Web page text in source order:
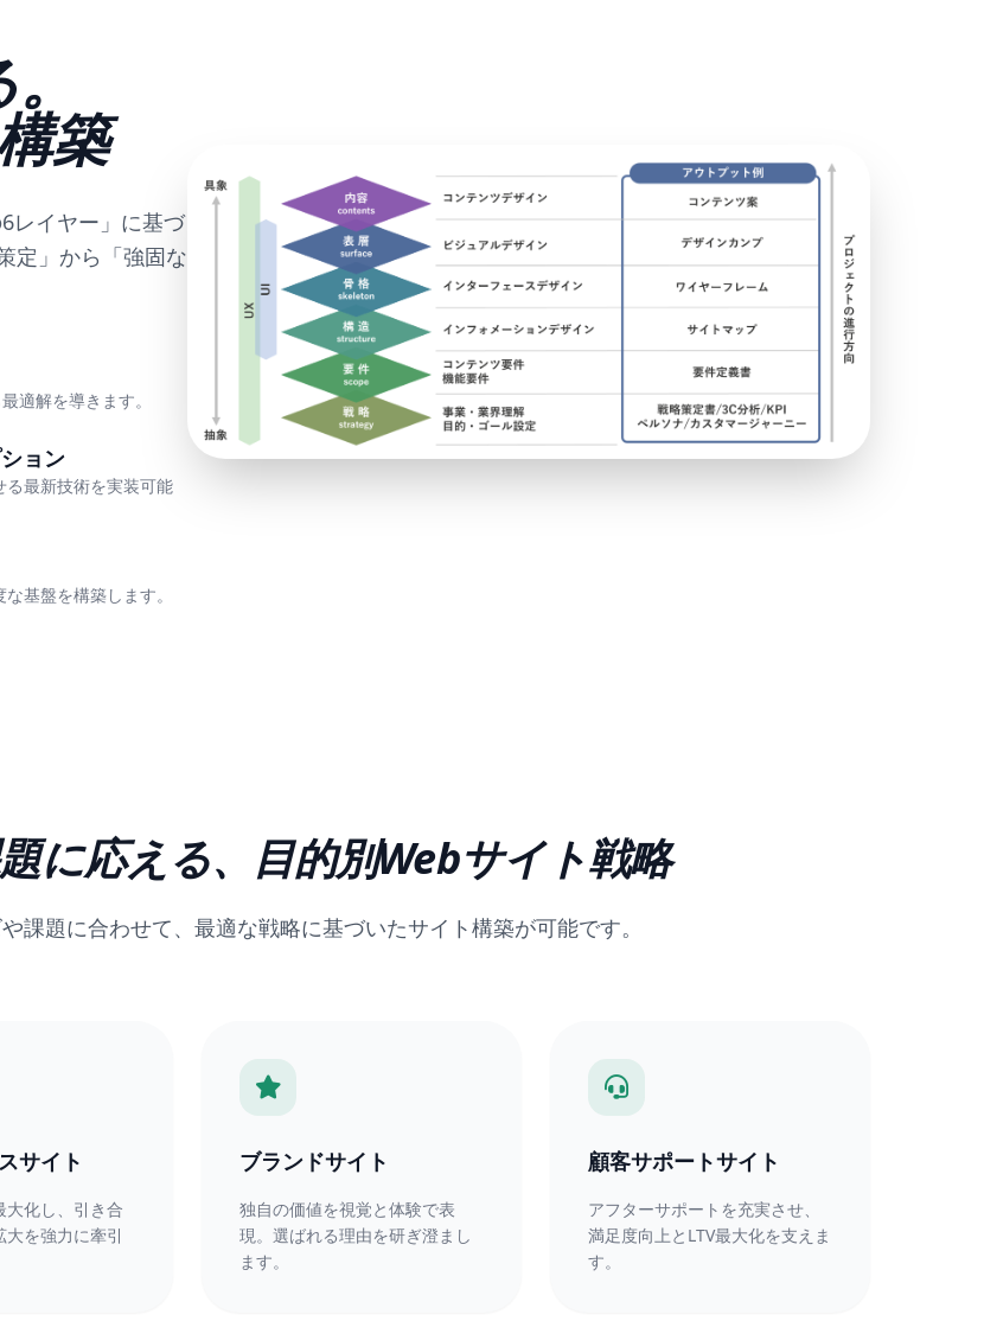
築
レイヤー」に基づ
定」から「強固な
適解を導きます。
ョン
最新技術を実装可能
基盤を構築します。
に応える、目的別Webサイト戦略
課題に合わせて、最適な戦略に基づいたサイト構築が可能です。
サイト
大化し、引き合
を強力に牽引
ブランドサイト
独自の価値を視覚と体験で表
現。選ばれる理由を研ぎ澄まし
ます。
顧客サポートサイト
アフターサポートを充実させ、
満足度向上とLTV最大化を支えま
す。